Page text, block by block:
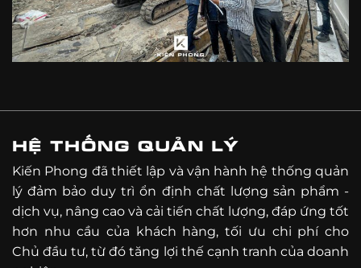
HỆ THỐNG QUẢN LÝ
Kiến Phong đã thiết lập và vận hành hệ thống quản
lý đảm bảo duy trì ổn định chất lượng sản phẩm -
dịch vụ, nâng cao và cải tiến chất lượng, đáp ứng tốt
hơn nhu cầu của khách hàng, tối ưu chi phí cho
Chủ đầu tư, từ đó tăng lợi thế cạnh tranh của doanh